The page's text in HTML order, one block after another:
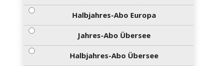
Halbjahres-Abo Europa
Jahres-Abo Übersee
Halbjahres-Abo Übersee